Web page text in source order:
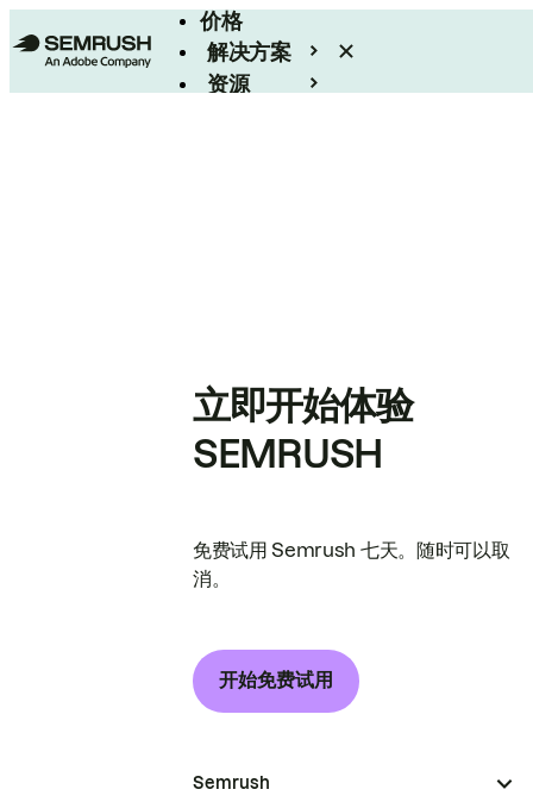
价格
解决方案
资源
立即开始体验
SEMRUSH
免费试用 Semrush 七天。随时可以取
消。
开始免费试用
Semrush